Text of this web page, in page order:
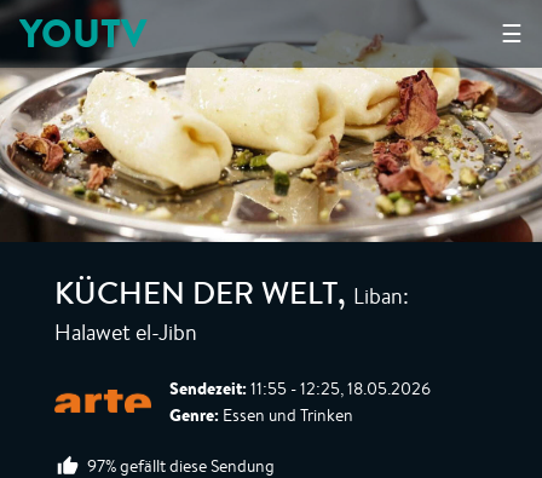
☰
YOUTV
KÜCHEN DER WELT, Liban:
Halawet el-Jibn
Sendezeit: 11:55 - 12:25, 18.05.2026
Genre: Essen und Trinken
97% gefällt diese Sendung